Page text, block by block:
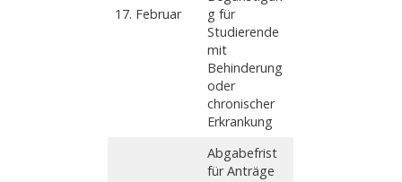
17. Februar
g für
Studierende
mit
Behinderung
oder
chronischer
Erkrankung
Abgabefrist
für Anträge